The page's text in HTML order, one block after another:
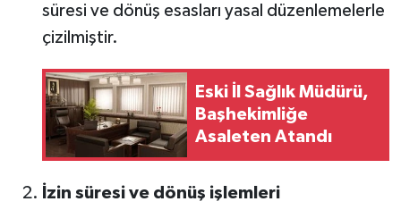
süresi ve dönüş esasları yasal düzenlemelerle
çizilmiştir.
Eski İl Sağlık Müdürü,
Başhekimliğe
Asaleten Atandı
İzin süresi ve dönüş işlemleri